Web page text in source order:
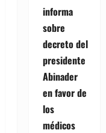
informa
sobre
decreto del
presidente
Abinader
en favor de
los
médicos